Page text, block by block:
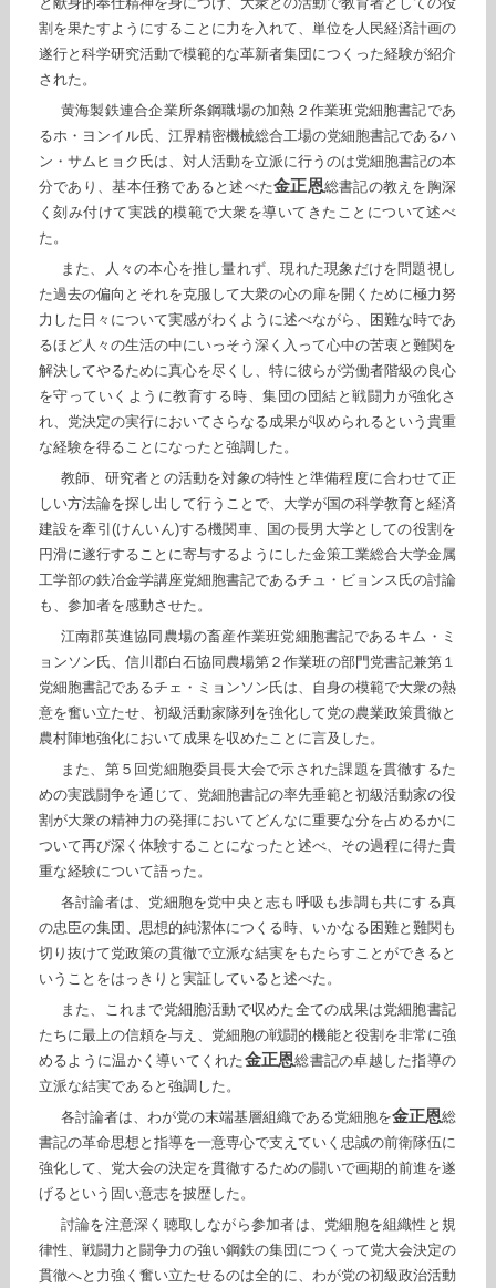
割を果たすようにすることに力を入れて、単位を人民経済計画の
遂行と科学研究活動で模範的な革新者集団につくった経験が紹介
された。
黄海製鉄連合企業所条鋼職場の加熱２作業班党細胞書記であ
るホ・ヨンイル氏、江界精密機械総合工場の党細胞書記であるハ
ン・サムヒョク氏は、対人活動を立派に行うのは党細胞書記の本
分であり、基本任務であると述べた金正恩総書記の教えを胸深
く刻み付けて実践的模範で大衆を導いてきたことについて述べ
た。
また、人々の本心を推し量れず、現れた現象だけを問題視し
た過去の偏向とそれを克服して大衆の心の扉を開くために極力努
力した日々について実感がわくように述べながら、困難な時であ
るほど人々の生活の中にいっそう深く入って心中の苦衷と難関を
解決してやるために真心を尽くし、特に彼らが労働者階級の良心
を守っていくように教育する時、集団の団結と戦闘力が強化さ
れ、党決定の実行においてさらなる成果が収められるという貴重
な経験を得ることになったと強調した。
教師、研究者との活動を対象の特性と準備程度に合わせて正
しい方法論を探し出して行うことで、大学が国の科学教育と経済
建設を牽引(けんいん)する機関車、国の長男大学としての役割を
円滑に遂行することに寄与するようにした金策工業総合大学金属
工学部の鉄冶金学講座党細胞書記であるチュ・ビョンス氏の討論
も、参加者を感動させた。
江南郡英進協同農場の畜産作業班党細胞書記であるキム・ミ
ョンソン氏、信川郡白石協同農場第２作業班の部門党書記兼第１
党細胞書記であるチェ・ミョンソン氏は、自身の模範で大衆の熱
意を奮い立たせ、初級活動家隊列を強化して党の農業政策貫徹と
農村陣地強化において成果を収めたことに言及した。
また、第５回党細胞委員長大会で示された課題を貫徹するた
めの実践闘争を通じて、党細胞書記の率先垂範と初級活動家の役
割が大衆の精神力の発揮においてどんなに重要な分を占めるかに
ついて再び深く体験することになったと述べ、その過程に得た貴
重な経験について語った。
各討論者は、党細胞を党中央と志も呼吸も歩調も共にする真
の忠臣の集団、思想的純潔体につくる時、いかなる困難と難関も
切り抜けて党政策の貫徹で立派な結実をもたらすことができると
いうことをはっきりと実証していると述べた。
また、これまで党細胞活動で収めた全ての成果は党細胞書記
たちに最上の信頼を与え、党細胞の戦闘的機能と役割を非常に強
めるように温かく導いてくれた金正恩総書記の卓越した指導の
立派な結実であると強調した。
各討論者は、わが党の末端基層組織である党細胞を金正恩総
書記の革命思想と指導を一意専心で支えていく忠誠の前衛隊伍に
強化して、党大会の決定を貫徹するための闘いで画期的前進を遂
げるという固い意志を披歴した。
討論を注意深く聴取しながら参加者は、党細胞を組織性と規
律性、戦闘力と闘争力の強い鋼鉄の集団につくって党大会決定の
貫徹へと力強く奮い立たせるのは全的に、わが党の初級政治活動